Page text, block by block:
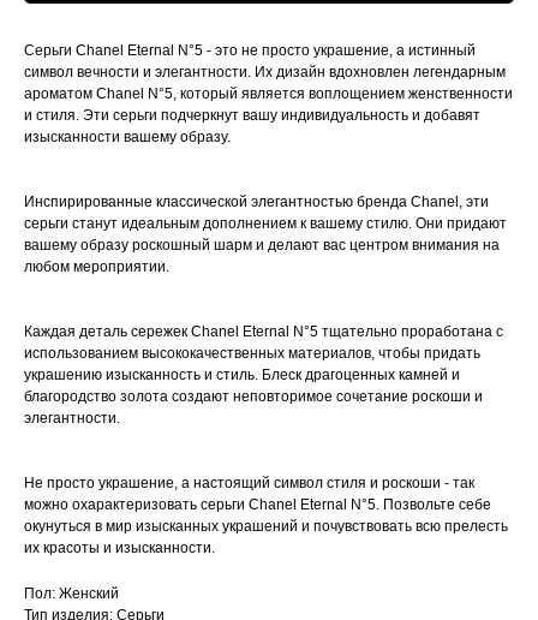
Серьги Chanel Eternal N°5 - это не просто украшение, а истинный
символ вечности и элегантности. Их дизайн вдохновлен легендарным
ароматом Chanel N°5, который является воплощением женственности
и стиля. Эти серьги подчеркнут вашу индивидуальность и добавят
изысканности вашему образу.
Инспирированные классической элегантностью бренда Chanel, эти
серьги станут идеальным дополнением к вашему стилю. Они придают
вашему образу роскошный шарм и делают вас центром внимания на
любом мероприятии.
Каждая деталь сережек Chanel Eternal N°5 тщательно проработана с
использованием высококачественных материалов, чтобы придать
украшению изысканность и стиль. Блеск драгоценных камней и
благородство золота создают неповторимое сочетание роскоши и
элегантности.
Не просто украшение, а настоящий символ стиля и роскоши - так
можно охарактеризовать серьги Chanel Eternal N°5. Позвольте себе
окунуться в мир изысканных украшений и почувствовать всю прелесть
их красоты и изысканности.
Пол: Женский
Тип изделия: Серьги